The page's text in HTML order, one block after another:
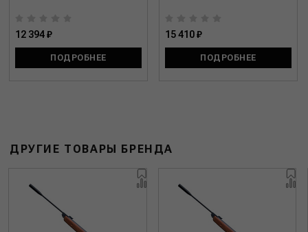
12 394 ₽
ПОДРОБНЕЕ
15 410 ₽
ПОДРОБНЕЕ
ДРУГИЕ ТОВАРЫ БРЕНДА